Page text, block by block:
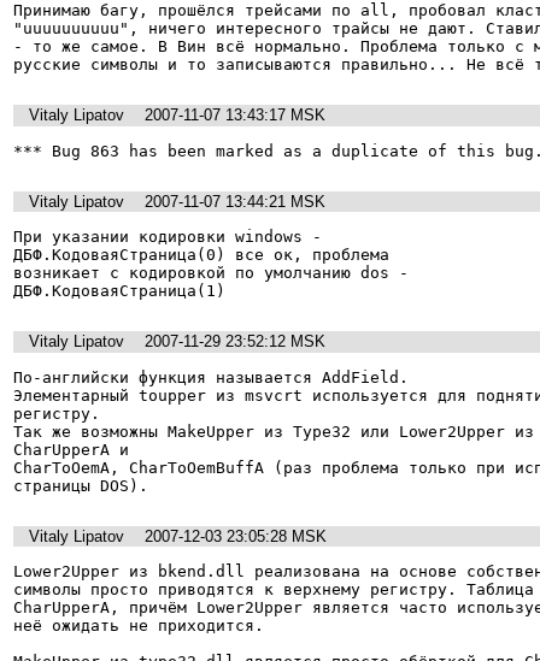
Принимаю багу, прошёлся трейсами по all, пробовал
"uuuuuuuuuu", ничего интересного трайсы не дают.
- то же самое. В Вин всё нормально. Проблема только с
русские символы и то записываются правильно... Не
Vitaly Lipatov
2007-11-07 13:43:17 MSK
*** Bug 863 has been marked as a duplicate of this
Vitaly Lipatov
2007-11-07 13:44:21 MSK
При указании кодировки windows -
ДБФ.КодоваяСтраница(0) все ок, проблема
возникает с кодировкой по умолчанию dos -
ДБФ.КодоваяСтраница(1)
Vitaly Lipatov
2007-11-29 23:52:12 MSK
По-английски функция называется AddField.
Элементарный toupper из msvcrt используется для
регистру.
Так же возможны MakeUpper из Type32 или Lower2Upper из
CharUpperA и
CharToOemA, CharToOemBuffA (раз проблема только при
страницы DOS).
Vitaly Lipatov
2007-12-03 23:05:28 MSK
Lower2Upper из bkend.dll реализована на основе
символы просто приводятся к верхнему регистру.
CharUpperA, причём Lower2Upper является часто
неё ожидать не приходится.